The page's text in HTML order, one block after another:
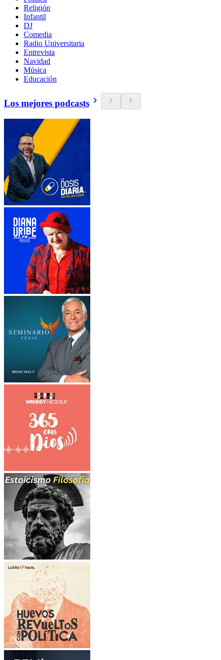
Religión
Infantil
DJ
Comedia
Radio Universitaria
Entrevista
Navidad
Música
Educación
Los mejores podcasts